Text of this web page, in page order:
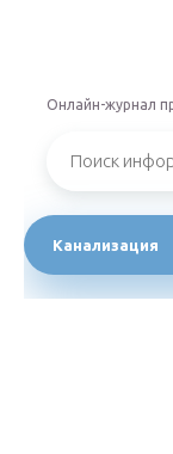
Онлайн-журнал
Канализация